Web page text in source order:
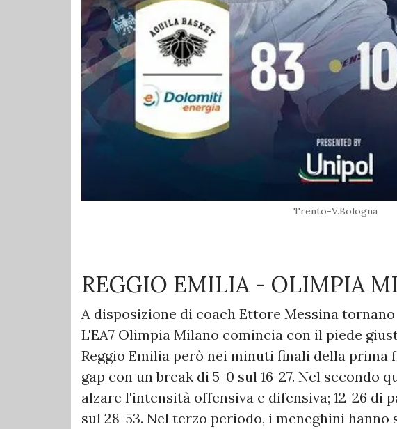
Trento-V.Bologna
REGGIO EMILIA - OLIMPIA
A disposizione di coach Ettore Messina tornano
L'EA7 Olimpia Milano comincia con il piede
Reggio Emilia però nei minuti finali della prima
gap con un break di 5-0 sul 16-27. Nel secondo
alzare l'intensità offensiva e difensiva; 12-26 di
sul 28-53. Nel terzo periodo, i meneghini